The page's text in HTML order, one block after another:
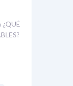
¿QUÉ